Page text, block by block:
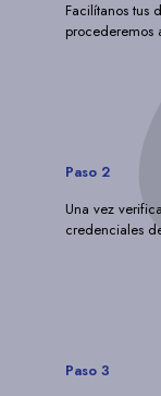
Facilítanos tus
procederemos
Paso 2
Una vez
credenciales
Paso 3